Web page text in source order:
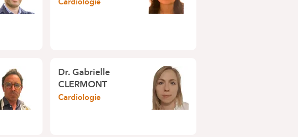
Dr.Gabrielle
CLERMONT
Cardiologie